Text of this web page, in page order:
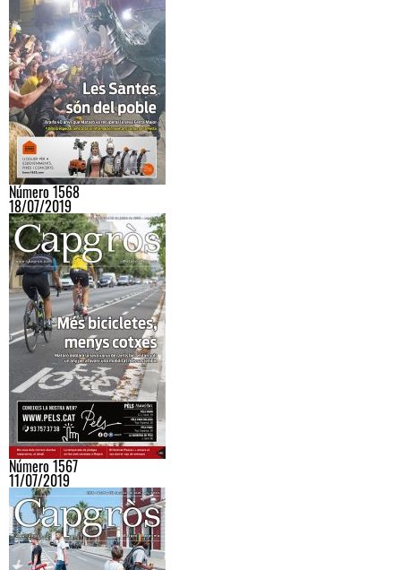
Número 1568
18/07/2019
Número 1567
11/07/2019